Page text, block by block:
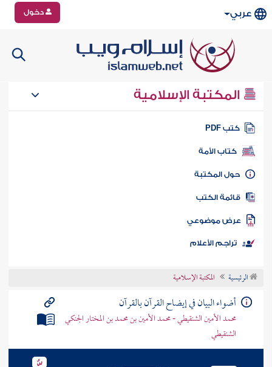
عربي دخول
المكتبة الإسلامية
كتب PDF
كتاب الأمة
المكتبة
الكتب
موضوعي
تراجم الأعلام
الرئيسية المكتبة الإسلامية
أضواء البيان في إيضاح القرآن بالقرآن
محمد الأمين الشنقيطي - محمد الأمين بن محمد بن المختار الجنكي
الشنقيطي